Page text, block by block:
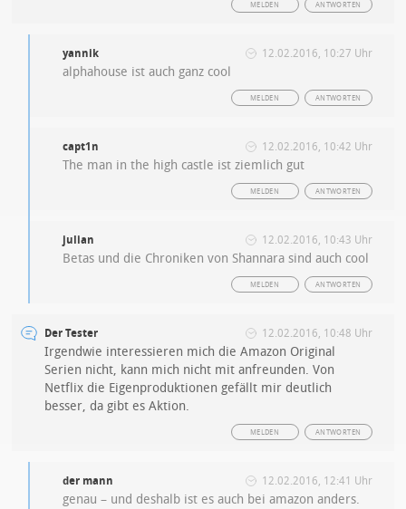
ANTWORTEN
MELDEN
yannik 12.02.2016, 10:27 Uhr
alphahouse ist auch ganz cool
ANTWORTEN
MELDEN
capt1n 12.02.2016, 10:42 Uhr
The man in the high castle ist ziemlich gut
ANTWORTEN
MELDEN
julian 12.02.2016, 10:43 Uhr
Betas und die Chroniken von Shannara sind auch cool
ANTWORTEN
MELDEN
Der Tester 12.02.2016, 10:48 Uhr
Irgendwie interessieren mich die Amazon Original
Serien nicht, kann mich nicht mit anfreunden. Von
Netflix die Eigenproduktionen gefällt mir deutlich
besser, da gibt es Aktion.
ANTWORTEN
MELDEN
der mann 12.02.2016, 12:41 Uhr
genau – und deshalb ist es auch bei amazon anders.